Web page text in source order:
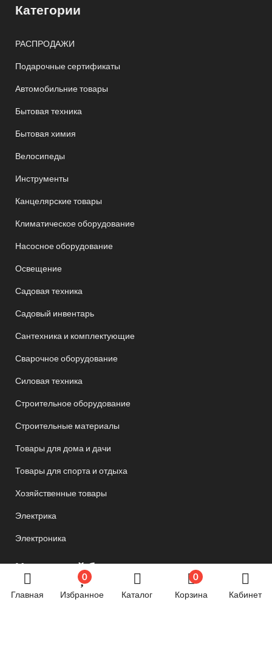
Главная
0
Избранное Каталог
0
Корзина Кабинет
Категории
РАСПРОДАЖИ
Подарочные сертификаты
Автомобильние товары
Бытовая техника
Бытовая химия
Велосипеды
Инструменты
Канцелярские товары
Климатическое оборудование
Насосное оборудование
Освещение
Садовая техника
Садовый инвентарь
Сантехника и комплектующие
Сварочное оборудование
Силовая техника
Строительное оборудование
Строительные материалы
Товары для дома и дачи
Товары для спорта и отдыха
Хозяйственные товары
Электрика
Электроника
Новостной блог
Обязательная маркировка велосипедов стартует в